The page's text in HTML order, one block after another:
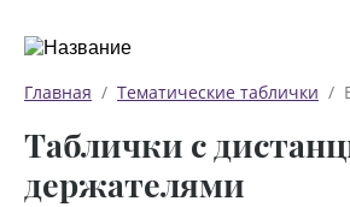
Главная
  /
Тематические таблички
/
Таблички с
держателями